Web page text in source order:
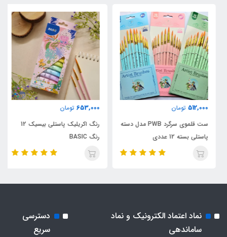
512,000 تومان
ست قلموی سرگرد PWB مدل دسته
پاستلی بسته 12 عددی
653,000 تومان
رنگ اکریلیک پاستلی بیسیک 12
رنگ BASIC
نماد اعتماد الکترونیک و نماد
ساماندهی
دسترسی
سریع